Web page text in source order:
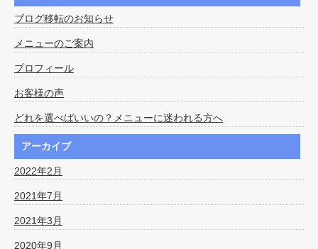
ブログ移転のお知らせ
メニューのご案内
プロフィール
お客様の声
どれを選べばいいの？メニューに迷われる方へ
アーカイブ
2022年2月
2021年7月
2021年3月
2020年9月